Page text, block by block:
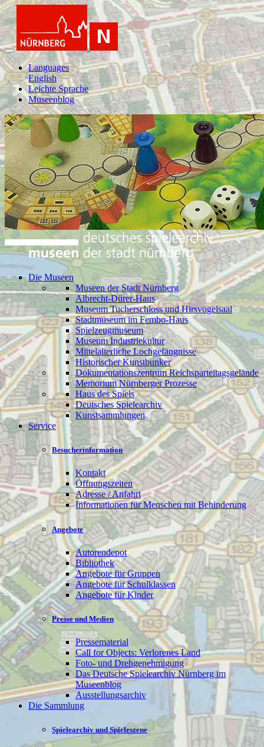
Languages
English
Leichte Sprache
Museenblog
Die Museen
Museen der Stadt Nürnberg
Albrecht-Dürer-Haus
Museum Tucherschloss und Hirsvogelsaal
Stadtmuseum im Fembo-Haus
Spielzeugmuseum
Museum Industriekultur
Mittelalterliche Lochgefängnisse
Historischer Kunstbunker
Dokumentationszentrum Reichsparteitagsgelände
Memorium Nürnberger Prozesse
Haus des Spiels
Deutsches Spielearchiv
Kunstsammlungen
Service
Besucherinformation
Kontakt
Öffnungszeiten
Adresse / Anfahrt
Informationen für Menschen mit Behinderung
Angebote
Autorendepot
Bibliothek
Angebote für Gruppen
Angebote für Schulklassen
Angebote für Kinder
Presse und Medien
Pressematerial
Call for Objects: Verlorenes Land
Foto- und Drehgenehmigung
Das Deutsche Spielearchiv Nürnberg im
Museenblog
Ausstellungsarchiv
Die Sammlung
Spielearchiv und Spieleszene